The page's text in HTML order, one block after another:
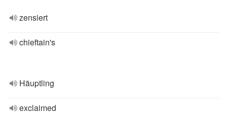
zensiert
chieftain's
Häuptling
exclaimed